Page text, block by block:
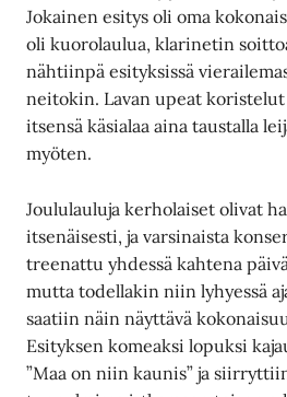
Jokainen esitys oli oma
oli kuorolaulua, klarinetin
nähtiinpä esityksissä
neitokin. Lavan upeat
itsensä käsialaa aina taustalla
myöten.
Joululauluja kerholaiset olivat
itsenäisesti, ja varsinaista
treenattu yhdessä kahtena
mutta todellakin niin lyhyessä
saatiin näin näyttävä
Esityksen komeaksi lopuksi
”Maa on niin kaunis” ja